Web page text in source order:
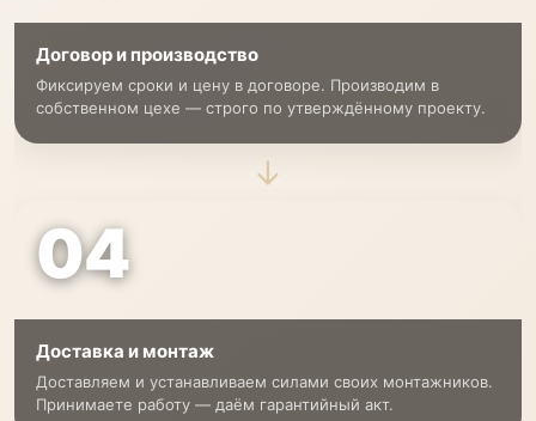
Договор и производство
Фиксируем сроки и цену в договоре. Производим в
собственном цехе — строго по утверждённому проекту.
→
04
Доставка и монтаж
Доставляем и устанавливаем силами своих монтажников.
Принимаете работу — даём гарантийный акт.